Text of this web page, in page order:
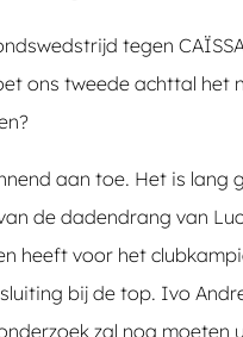
tegen
ons tweede achttal het
aan toe. Het is lang
de dadendrang van
heeft voor het
bij de top. Ivo
zal nog